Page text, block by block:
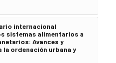
internacional
sistemas alimentarios a
Avances y
ordenación urbana y